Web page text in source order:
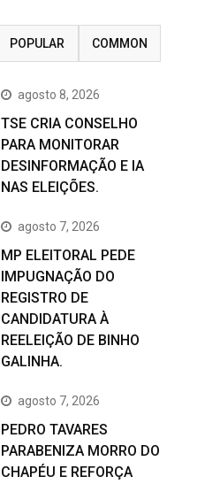
POPULAR COMMON
agosto 8, 2026
TSE CRIA CONSELHO
PARA MONITORAR
DESINFORMAÇÃO E IA
NAS ELEIÇÕES.
agosto 7, 2026
MP ELEITORAL PEDE
IMPUGNAÇÃO DO
REGISTRO DE
CANDIDATURA À
REELEIÇÃO DE BINHO
GALINHA.
agosto 7, 2026
PEDRO TAVARES
PARABENIZA MORRO DO
CHAPÉU E REFORÇA